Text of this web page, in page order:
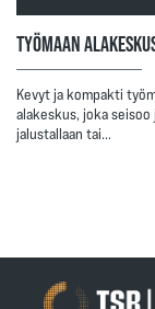
TYÖMAAN
Kevyt ja kompakti
alakeskus, joka seisoo
jalustallaan tai…